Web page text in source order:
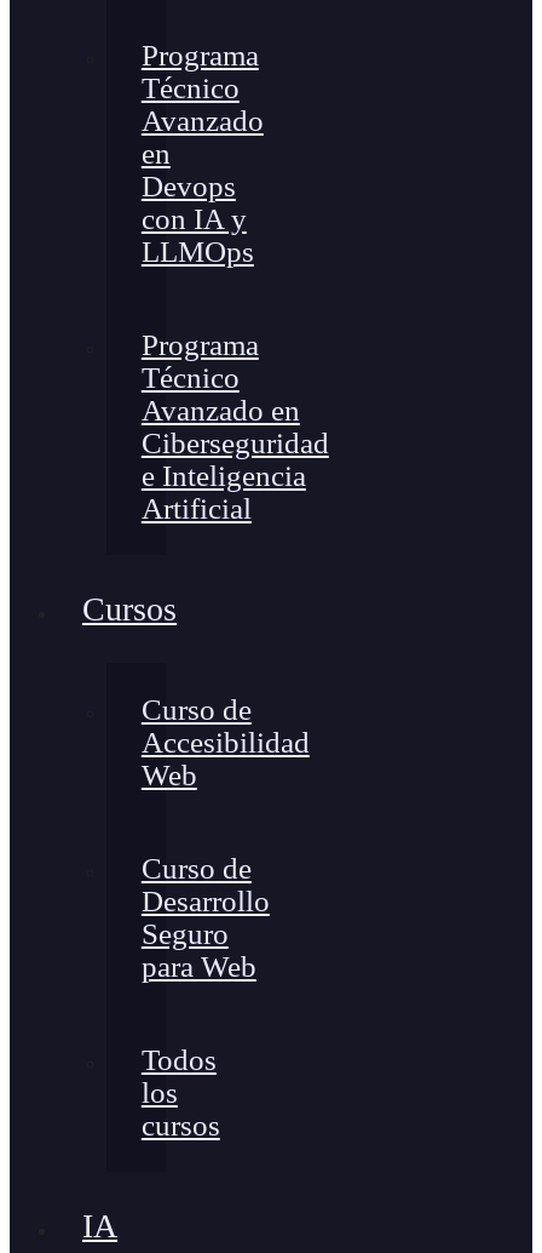
Programa
Técnico
Avanzado
en
Devops
con IA y
LLMOps
Programa
Técnico
Avanzado en
Ciberseguridad
e Inteligencia
Artificial
Cursos
Curso de
Accesibilidad
Web
Curso de
Desarrollo
Seguro
para Web
Todos
los
cursos
IA